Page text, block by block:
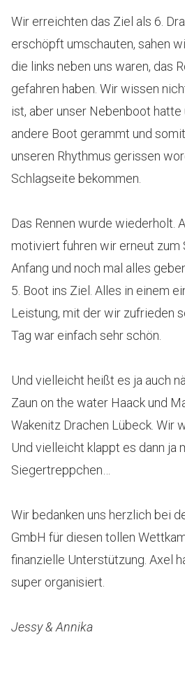
Wir erreichten das Ziel als 6.
erschöpft umschauten, sahen
die links neben uns waren, das
gefahren haben. Wir wissen
ist, aber unser Nebenboot hatte
andere Boot gerammt und
unseren Rhythmus gerissen
Schlagseite bekommen.
Das Rennen wurde wiederholt.
motiviert fuhren wir erneut zum
Anfang und noch mal alles
5. Boot ins Ziel. Alles in einem
Leistung, mit der wir zufrieden
Tag war einfach sehr schön.
Und vielleicht heißt es ja auch
Zaun on the water Haack und
Wakenitz Drachen Lübeck. Wir
Und vielleicht klappt es dann ja
Siegertreppchen…
Wir bedanken uns herzlich bei
GmbH für diesen tollen
finanzielle Unterstützung. Axel
super organisiert.
Jessy & Annika